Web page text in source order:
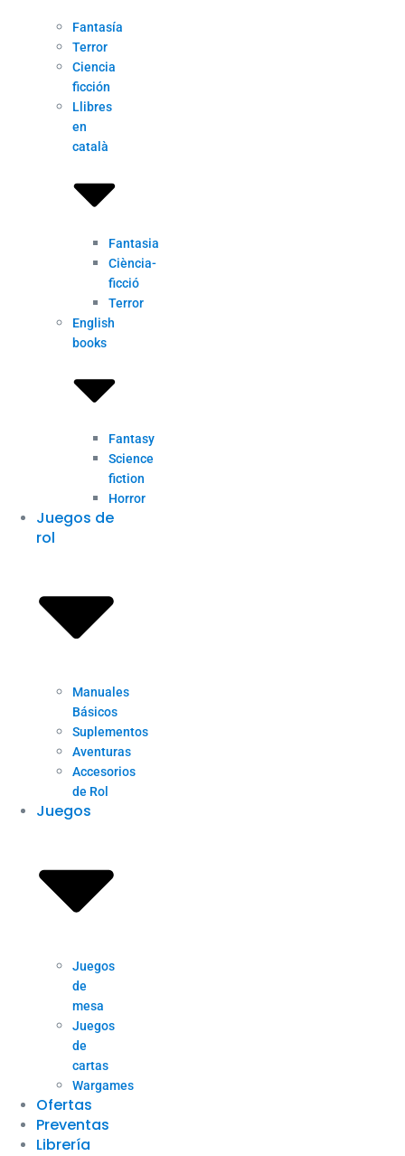
Fantasía
Terror
Ciencia
ficción
Llibres
en
català
Fantasia
Ciència-
ficció
Terror
English
books
Fantasy
Science
fiction
Horror
Juegos de
rol
Manuales
Básicos
Suplementos
Aventuras
Accesorios
de Rol
Juegos
Juegos
de
mesa
Juegos
de
cartas
Wargames
Ofertas
Preventas
Librería